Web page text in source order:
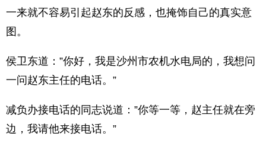
一来就不容易引起赵东的反感，也掩饰自己的真实意
图。
侯卫东道：”你好，我是沙州市农机水电局的，我想问
一问赵东主任的电话。”
减负办接电话的同志说道：”你等一等，赵主任就在旁
边，我请他来接电话。”